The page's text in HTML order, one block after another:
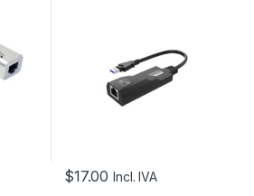
$17.00 Incl. IVA